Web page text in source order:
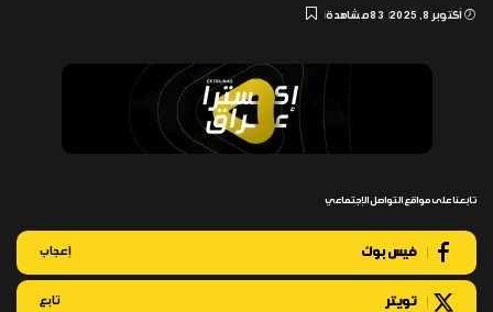
أكتوبر 8, 2025 83 مشاهدة
تابعنا على مواقع التواصل الإجتماعي
فيس بوك إعجاب
تويتر تابع